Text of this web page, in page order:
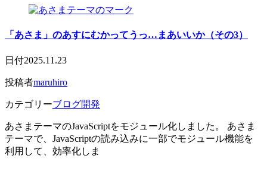
「あさま」のあすにむかってうっ…まあいいか（その3）
日付2025.11.23
投稿者maruhiro
カテゴリーブログ開発
あさまテーマのJavaScriptをモジュール化しました。 あさま
テーマで、JavaScriptの読み込みに一部でモジュール機能を
利用して、効率化しま